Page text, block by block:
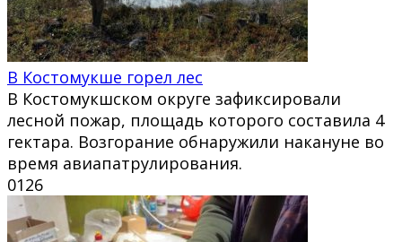
В Костомукше горел лес
В Костомукшском округе зафиксировали
лесной пожар, площадь которого составила 4
гектара. Возгорание обнаружили накануне во
время авиапатрулирования.
0126